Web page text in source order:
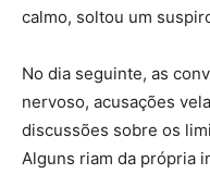
calmo, soltou um
No dia seguinte, as
nervoso, acusações
discussões sobre os
Alguns riam da própria